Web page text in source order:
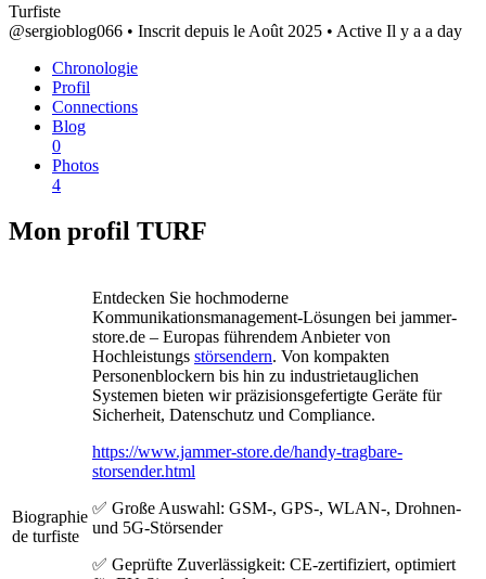
Turfiste
@sergioblog066 • Inscrit depuis le Août 2025 • Active Il y a a day
Chronologie
Profil
Connections
Blog
0
Photos
4
Mon profil TURF
Biographie
de turfiste
Entdecken Sie hochmoderne
Kommunikationsmanagement-Lösungen bei jammer-
store.de – Europas führendem Anbieter von
Hochleistungs störsendern. Von kompakten
Personenblockern bis hin zu industrietauglichen
Systemen bieten wir präzisionsgefertigte Geräte für
Sicherheit, Datenschutz und Compliance.
https://www.jammer-store.de/handy-tragbare-
storsender.html
✅ Große Auswahl: GSM-, GPS-, WLAN-, Drohnen-
und 5G-Störsender
✅ Geprüfte Zuverlässigkeit: CE-zertifiziert, optimiert